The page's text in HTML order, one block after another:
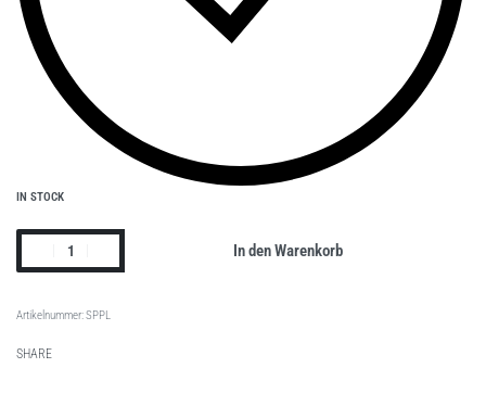
IN STOCK
In den Warenkorb
SPPL
SHARE